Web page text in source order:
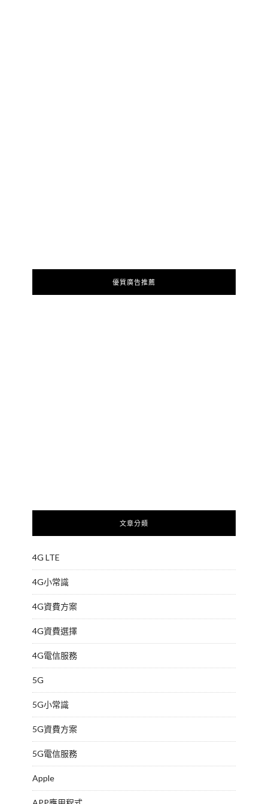
優質廣告推薦
文章分類
4G LTE
4G小常識
4G資費方案
4G資費選擇
4G電信服務
5G
5G小常識
5G資費方案
5G電信服務
Apple